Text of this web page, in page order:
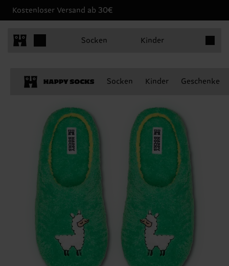
Kostenloser Versand ab 30€
Socken Kinder
Socken Kinder Geschenke